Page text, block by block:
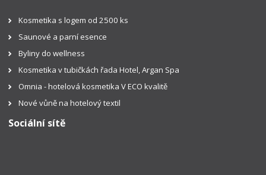
Kosmetika s logem od 2500 ks
Saunové a parní esence
Byliny do wellness
Kosmetika v tubičkách řada Hotel, Argan Spa
Omnia - hotelová kosmetika V ECO kvalitě
Nové vůně na hotelový textil
Sociální sítě